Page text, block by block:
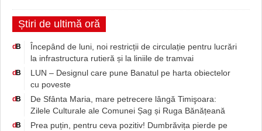
Știri de ultimă oră
d B
Începând de luni, noi restricții de circulație pentru lucrări
la infrastructura rutieră și la liniile de tramvai
d B
LUN – Designul care pune Banatul pe harta obiectelor
cu poveste
d B
De Sfânta Maria, mare petrecere lângă Timişoara:
Zilele Culturale ale Comunei Șag și Ruga Bănățeană
d B
Prea puțin, pentru ceva pozitiv! Dumbrăvița pierde pe